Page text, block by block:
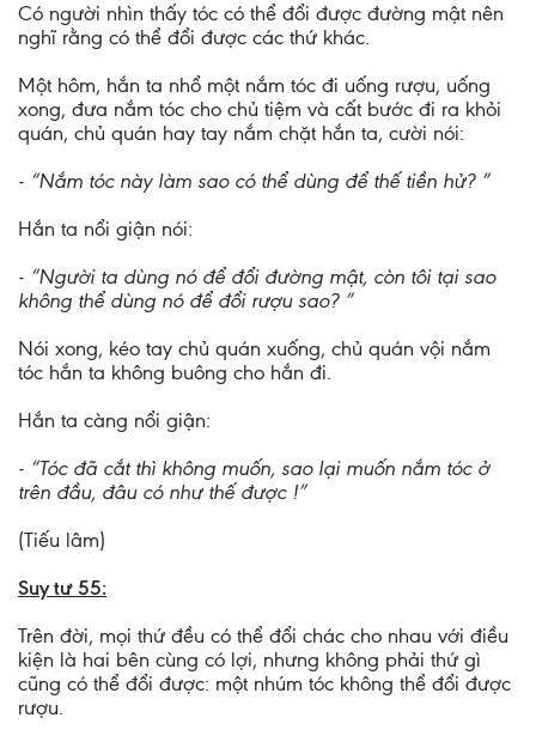
Có người nhìn thấy tóc có thể đổi được đường mật nên
nghĩ rằng có thể đổi được các thứ khác.
Một hôm, hắn ta nhổ một nắm tóc đi uống rượu, uống
xong, đưa nắm tóc cho chủ tiệm và cất bước đi ra khỏi
quán, chủ quán hay tay nắm chặt hắn ta, cười nói:
- “Nắm tóc này làm sao có thể dùng để thế tiền hử? ”
Hắn ta nổi giận nói:
- “Người ta dùng nó để đổi đường mật, còn tôi tại sao
không thể dùng nó để đổi rượu sao? ”
Nói xong, kéo tay chủ quán xuống, chủ quán vội nắm
tóc hắn ta không buông cho hắn đi.
Hắn ta càng nổi giận:
- “Tóc đã cắt thì không muốn, sao lại muốn nắm tóc ở
trên đầu, đâu có như thế được !”
(Tiếu lâm)
Suy tư 55:
Trên đời, mọi thứ đều có thể đổi chác cho nhau với điều
kiện là hai bên cùng có lợi, nhưng không phải thứ gì
cũng có thể đổi được: một nhúm tóc không thể đổi được
rượu.